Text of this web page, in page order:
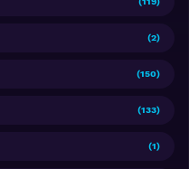
(2)
(150)
(133)
(1)